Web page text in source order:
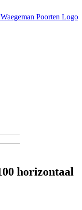
horizontaal